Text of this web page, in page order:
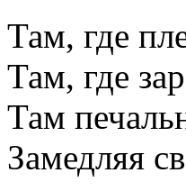
Там, где
Там, где
Там
Замедляя